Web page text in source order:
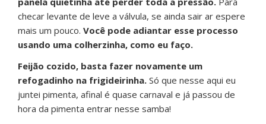
checar levante de leve a válvula, se ainda sair ar espere
mais um pouco. Você pode adiantar esse processo
usando uma colherzinha, como eu faço.
Feijão cozido, basta fazer novamente um
refogadinho na frigideirinha. Só que nesse aqui eu
juntei pimenta, afinal é quase carnaval e já passou de
hora da pimenta entrar nesse samba!